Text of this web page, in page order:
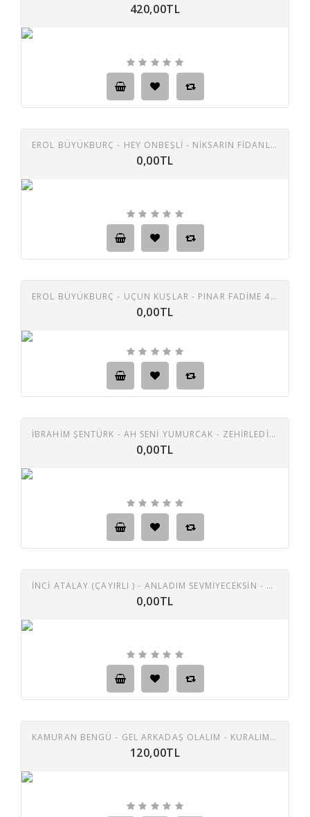
420,00TL
EROL BÜYÜKBURÇ - HEY ONBEŞLI - NIKSARIN FIDANLARI 45 LIK PLAK
0,00TL
EROL BÜYÜKBURÇ - UÇUN KUŞLAR - PINAR FADIME 45 LIK PLAK
0,00TL
İBRAHİM ŞENTÜRK - AH SENİ YUMURCAK - ZEHİRLEDİN BENİ 45 LİK PLAK
0,00TL
İNCİ ATALAY (ÇAYIRLI ) - ANLADIM SEVMİYECEKSİN - YALNIZ BIRAKIP GİTME TAŞ PLAK
0,00TL
KAMURAN BENGÜ - GEL ARKADAŞ OLALIM - KURALIM BİR YUVACIK 45 LİK PLAK
120,00TL